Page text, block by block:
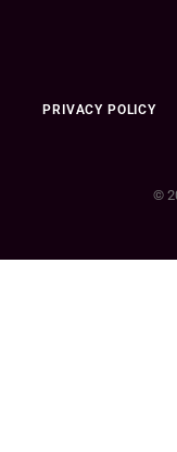
PRIVACY POLICY
©